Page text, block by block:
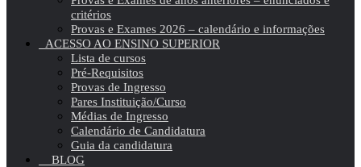
critérios
Provas e Exames 2026 – calendário e informações
ACESSO AO ENSINO SUPERIOR
Lista de cursos
Pré-Requisitos
Provas de Ingresso
Pares Instituição/Curso
Médias de Ingresso
Calendário de Candidatura
Guia da candidatura
BLOG